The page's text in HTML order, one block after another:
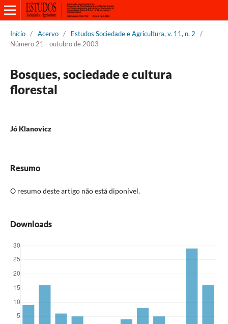
Início / Acervo / Estudos Sociedade e Agricultura, v. 11, n. 2
/
Número 21 - outubro de 2003
Bosques, sociedade e cultura
florestal
Jó Klanovicz
Resumo
O resumo deste artigo não está diponível.
Downloads